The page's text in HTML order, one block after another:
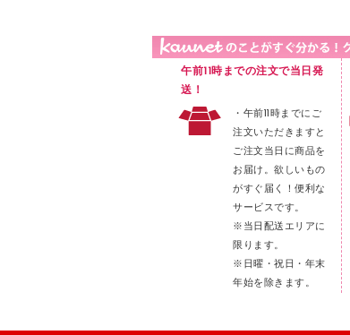
２穴リフィル・２穴インデックス
レターケース
ラベル類
メンディングテープ
メッシュケース／ペンケース
ブックエンド／ブックスタンド
午前11時までの注文で当日発
送！
・午前11時までにご
注文いただきますと
ご注文当日に商品を
お届け。欲しいもの
がすぐ届く！便利な
サービスです。
※当日配送エリアに
限ります。
※日曜・祝日・年末
年始を除きます。